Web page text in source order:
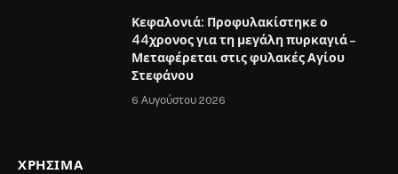
Κεφαλονιά: Προφυλακίστηκε ο
44χρονος για τη μεγάλη πυρκαγιά –
Μεταφέρεται στις φυλακές Αγίου
Στεφάνου
6 Αυγούστου 2026
ΧΡΉΣΙΜΑ